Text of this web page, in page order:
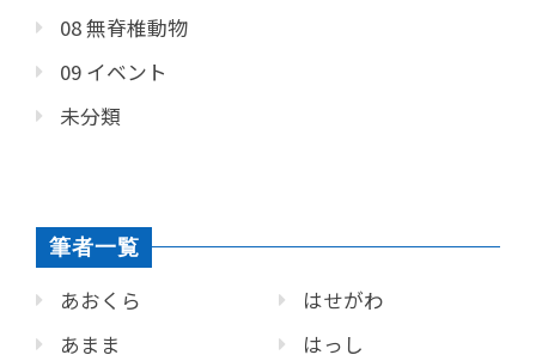
08 無脊椎動物
09 イベント
未分類
筆者一覧
あおくら
あまま
はせがわ
はっし